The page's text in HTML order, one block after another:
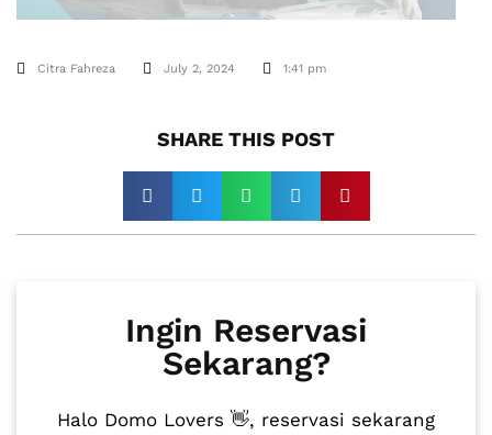
Citra Fahreza July 2, 2024 1:41 pm
SHARE THIS POST​
Ingin Reservasi
Sekarang?
Halo Domo Lovers 👋, reservasi sekarang